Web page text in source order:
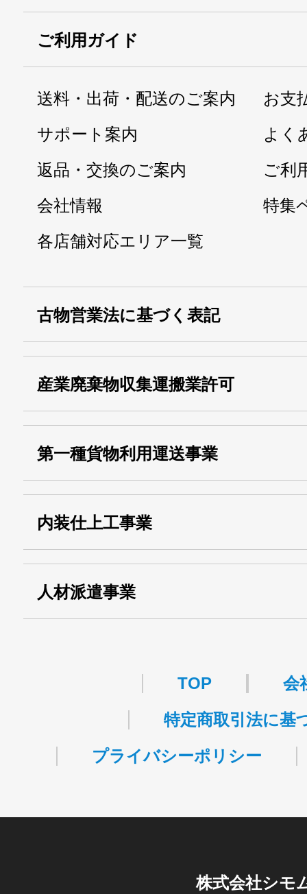
ご利用ガイド
送料・出荷・配送のご案内
お支
サポート案内
よく
返品・交換のご案内
ご利
会社情報
特集
各店舗対応エリア一覧
古物営業法に基づく表記
産業廃棄物収集運搬業許可
運搬業許可証番号：
13000155805
第一種貨物利用運送事業
事業
関自貨：
内装仕上工事業
人材派遣事業
TOP
会
特定商取引法に基
プライバシーポリシー
株式会社シモ